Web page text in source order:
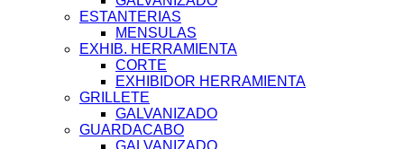
ESTANTERIAS
MENSULAS
EXHIB. HERRAMIENTA
CORTE
EXHIBIDOR HERRAMIENTA
GRILLETE
GALVANIZADO
GUARDACABO
GALVANIZADO